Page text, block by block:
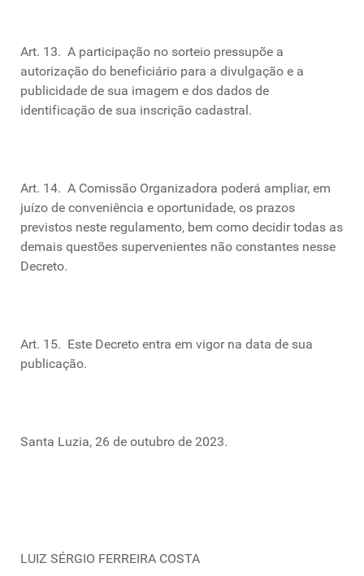
Art. 13. A participação no sorteio pressupõe a
autorização do beneficiário para a divulgação e a
publicidade de sua imagem e dos dados de
identificação de sua inscrição cadastral.
Art. 14. A Comissão Organizadora poderá ampliar, em
juízo de conveniência e oportunidade, os prazos
previstos neste regulamento, bem como decidir todas as
demais questões supervenientes não constantes nesse
Decreto.
Art. 15. Este Decreto entra em vigor na data de sua
publicação.
Santa Luzia, 26 de outubro de 2023.
LUIZ SÉRGIO FERREIRA COSTA